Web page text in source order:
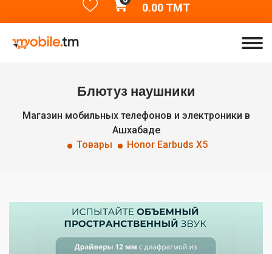
0.00TMT
Блютуз наушники
Магазин мобильных телефонов и электроники в
Ашхабаде
Товары
Honor Earbuds X5